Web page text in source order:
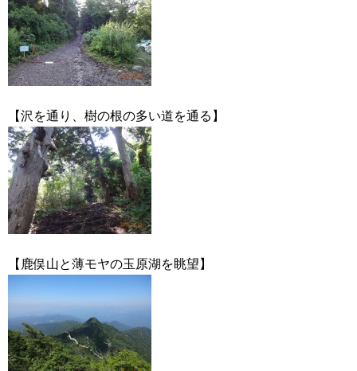
【沢を通り、樹の根の多い道を通る】
【鹿俣山と薄モヤの玉原湖を眺望】